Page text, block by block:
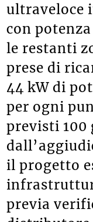
ultraveloce
con
le restanti
prese di
44 kW di
per ogni
previsti
il progetto
previa